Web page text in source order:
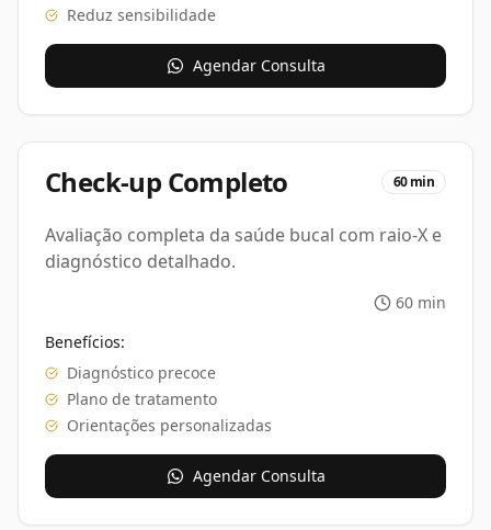
Reduz sensibilidade
Agendar Consulta
Check-up Completo 60 min
Avaliação completa da saúde bucal com raio-X e
diagnóstico detalhado.
60 min
Benefícios:
Diagnóstico precoce
Plano de tratamento
Orientações personalizadas
Agendar Consulta